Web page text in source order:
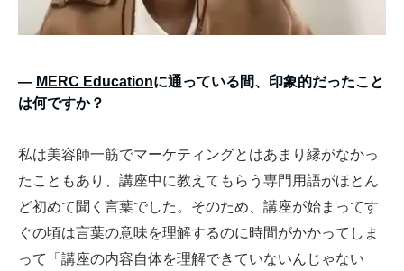
― MERC Educationに通っている間、印象的だったこと
は何ですか？
私は美容師一筋でマーケティングとはあまり縁がなかっ
たこともあり、講座中に教えてもらう専門用語がほとん
ど初めて聞く言葉でした。そのため、講座が始まってす
ぐの頃は言葉の意味を理解するのに時間がかかってしま
って「講座の内容自体を理解できていないんじゃない